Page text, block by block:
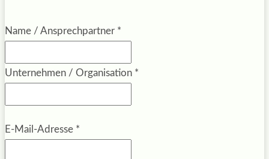
Name / Ansprechpartner *
Unternehmen / Organisation *
E-Mail-Adresse *